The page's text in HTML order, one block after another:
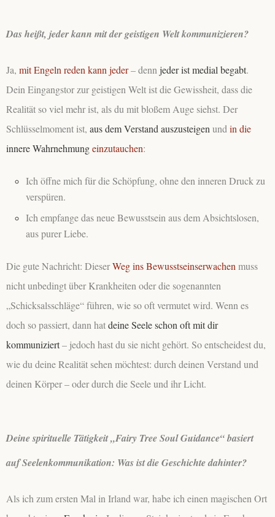
Das heißt, jeder kann mit der geistigen Welt kommunizieren?
Ja, mit Engeln reden kann jeder– denn jeder ist medial begabt.
Dein Eingangstor zur geistigen Welt ist die Gewissheit, dass die
Realität so viel mehr ist, als du mit bloßem Auge siehst. Der
Schlüsselmoment ist, aus dem Verstand auszusteigen und in die
innere Wahrnehmungeinzutauchen:
Ich öffne mich für die Schöpfung, ohne den inneren Druck zu
verspüren.
Ich empfange das neue Bewusstsein aus dem Absichtslosen,
aus purer Liebe.
Die gute Nachricht: DieserWeg ins Bewusstseinserwachen muss
nicht unbedingt über Krankheiten oder die sogenannten
„Schicksalsschläge“ führen, wie so oft vermutet wird. Wenn es
doch so passiert, dann hatdeine Seele schon oft mit dir
kommuniziert– jedoch hast du sie nicht gehört. So entscheidest du,
wie du deine Realität sehen möchtest: durch deinen Verstand und
deinen Körper – oder durch die Seele und ihr Licht.
Deine spirituelle Tätigkeit „Fairy Tree Soul Guidance“ basiert
auf Seelenkommunikation: Was ist die Geschichte dahinter?
Als ich zum ersten Mal in Irland war, habe ich einen magischen Ort